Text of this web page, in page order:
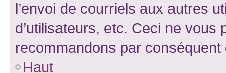
l’envoi de courriels aux autres
d’utilisateurs, etc. Ceci ne vous
recommandons par conséquent
Haut